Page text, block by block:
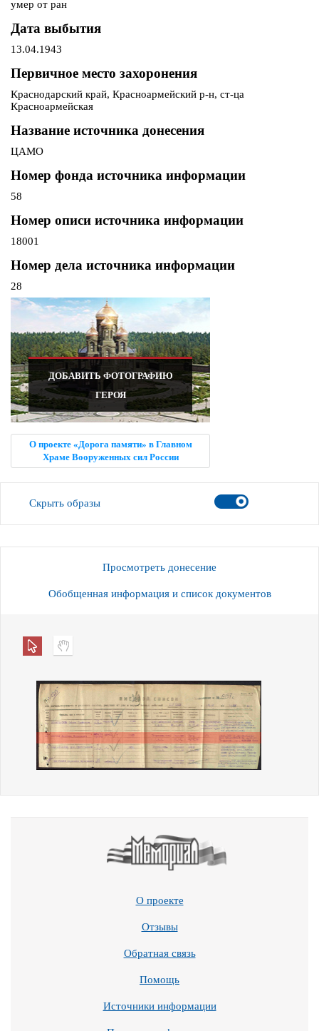
умер от ран
Дата выбытия
13.04.1943
Первичное место захоронения
Краснодарский край, Красноармейский р-н, ст-ца
Красноармейская
Название источника донесения
ЦАМО
Номер фонда источника информации
58
Номер описи источника информации
18001
Номер дела источника информации
28
ДОБАВИТЬ ФОТОГРАФИЮ
ГЕРОЯ
О проекте «Дорога памяти» в Главном
Храме Вооруженных сил России
Скрыть образы
Просмотреть донесение
Обобщенная информация и список документов
О проекте
Отзывы
Обратная связь
Помощь
Источники информации